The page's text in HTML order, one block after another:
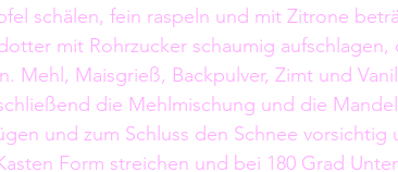
schälen, fein raspeln und mit Zitrone
mit Rohrzucker schaumig
Mehl, Maisgrieß, Backpulver, Zimt und
die Mehlmischung und die
und zum Schluss den Schnee
Form streichen und bei 180 Grad